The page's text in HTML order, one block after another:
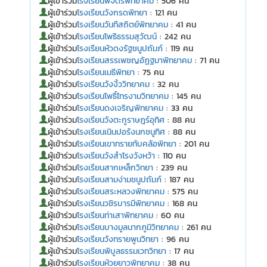
ผู้เข้าร่วมโรงเรียนวังกรดพิทยา : 121 คน
ผู้เข้าร่วมโรงเรียนวันทีสถิตย์พิทยาคม : 41 คน
ผู้เข้าร่วมโรงเรียนโพธิธรรมสุวัฒน์ : 242 คน
ผู้เข้าร่วมโรงเรียนหัวดงรัฐชนูปถัมภ์ : 119 คน
ผู้เข้าร่วมโรงเรียนสรรเพชญอัฏฐมาพิทยาคม : 71 คน
ผู้เข้าร่วมโรงเรียนเมธีพิทยา : 75 คน
ผู้เข้าร่วมโรงเรียนวังงิ้ววิทยาคม : 32 คน
ผู้เข้าร่วมโรงเรียนโพธิ์ไทรงามวิทยาคม : 145 คน
ผู้เข้าร่วมโรงเรียนดงเจริญพิทยาคม : 33 คน
ผู้เข้าร่วมโรงเรียนวังตะกูราษฎร์อุทิศ : 88 คน
ผู้เข้าร่วมโรงเรียนเนินปอรังนกชนูทิศ : 88 คน
ผู้เข้าร่วมโรงเรียนเขาทรายทับคล้อพิทยา : 201 คน
ผู้เข้าร่วมโรงเรียนวังสำโรงวังหว้า : 110 คน
ผู้เข้าร่วมโรงเรียนสากเหล็กวิทยา : 239 คน
ผู้เข้าร่วมโรงเรียนสามง่ามชนูปถัมภ์ : 187 คน
ผู้เข้าร่วมโรงเรียนสระหลวงพิทยาคม : 575 คน
ผู้เข้าร่วมโรงเรียนวชิรบารมีพิทยาคม : 168 คน
ผู้เข้าร่วมโรงเรียนท่าเสาพิทยาคม : 60 คน
ผู้เข้าร่วมโรงเรียนบางมูลนากภูมิวิทยาคม : 261 คน
ผู้เข้าร่วมโรงเรียนวังทรายพูนวิทยา : 96 คน
ผู้เข้าร่วมโรงเรียนพิบูลธรรมเวทวิทยา : 17 คน
ผู้เข้าร่วมโรงเรียนห้วยยาวพิทยาคม : 38 คน